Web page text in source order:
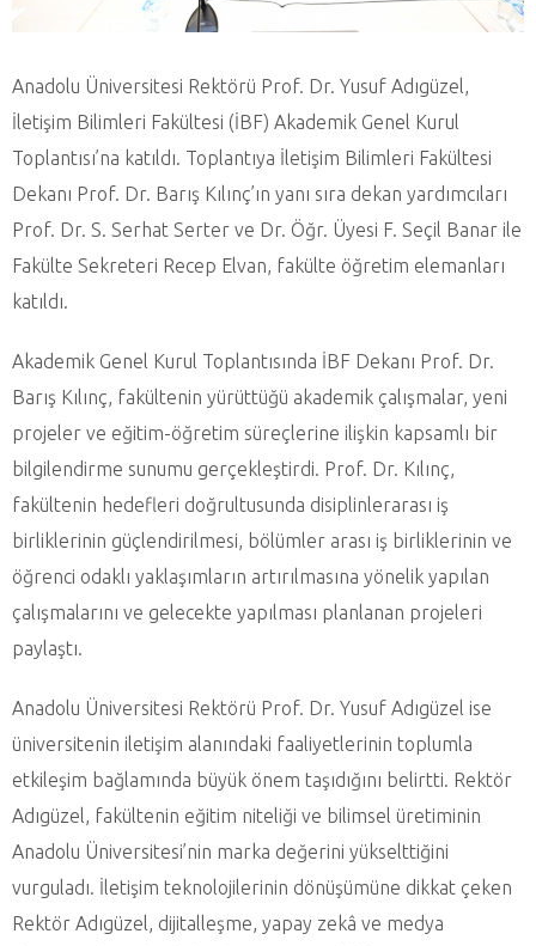
Anadolu Üniversitesi Rektörü Prof. Dr. Yusuf Adıgüzel,
İletişim Bilimleri Fakültesi (İBF) Akademik Genel Kurul
Toplantısı’na katıldı. Toplantıya İletişim Bilimleri Fakültesi
Dekanı Prof. Dr. Barış Kılınç’ın yanı sıra dekan yardımcıları
Prof. Dr. S. Serhat Serter ve Dr. Öğr. Üyesi F. Seçil Banar ile
Fakülte Sekreteri Recep Elvan, fakülte öğretim elemanları
katıldı.
Akademik Genel Kurul Toplantısında İBF Dekanı Prof. Dr.
Barış Kılınç, fakültenin yürüttüğü akademik çalışmalar, yeni
projeler ve eğitim-öğretim süreçlerine ilişkin kapsamlı bir
bilgilendirme sunumu gerçekleştirdi. Prof. Dr. Kılınç,
fakültenin hedefleri doğrultusunda disiplinlerarası iş
birliklerinin güçlendirilmesi, bölümler arası iş birliklerinin ve
öğrenci odaklı yaklaşımların artırılmasına yönelik yapılan
çalışmalarını ve gelecekte yapılması planlanan projeleri
paylaştı.
Anadolu Üniversitesi Rektörü Prof. Dr. Yusuf Adıgüzel ise
üniversitenin iletişim alanındaki faaliyetlerinin toplumla
etkileşim bağlamında büyük önem taşıdığını belirtti. Rektör
Adıgüzel, fakültenin eğitim niteliği ve bilimsel üretiminin
Anadolu Üniversitesi’nin marka değerini yükselttiğini
vurguladı. İletişim teknolojilerinin dönüşümüne dikkat çeken
Rektör Adıgüzel, dijitalleşme, yapay zekâ ve medya